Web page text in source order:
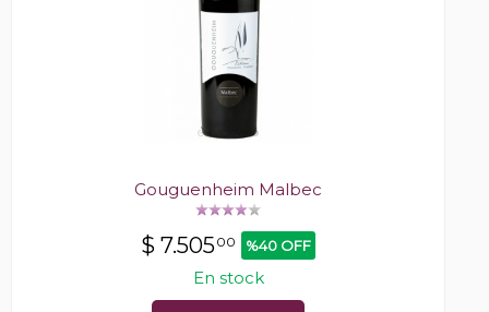
Gouguenheim Malbec
$ 7.50500 %40 OFF
En stock